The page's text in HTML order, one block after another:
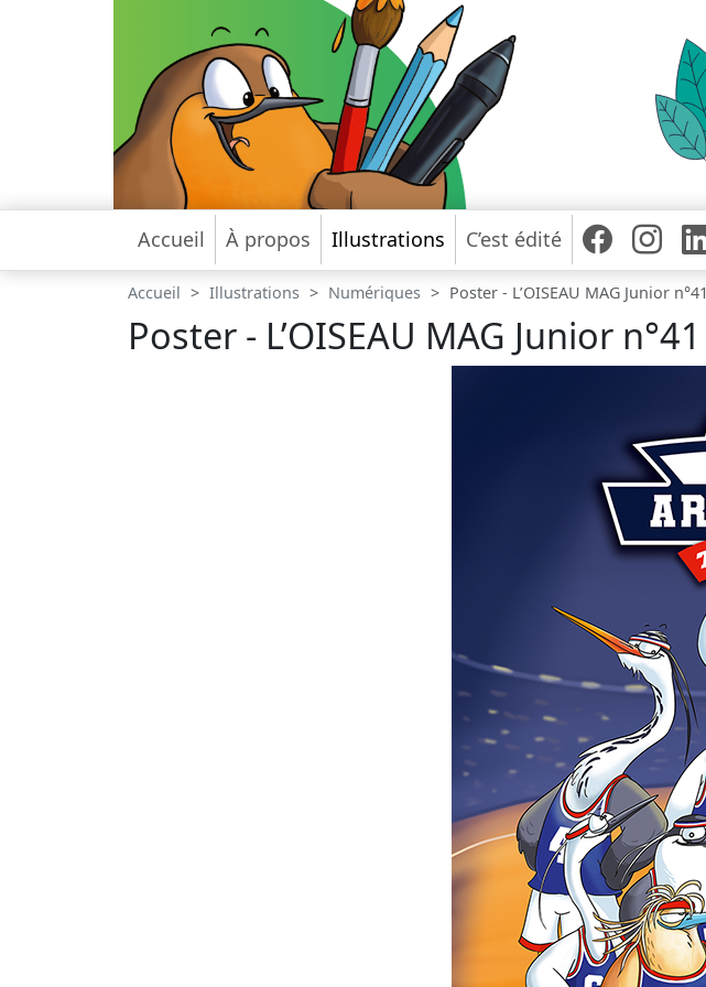
Accueil À propos Illustrations C’est édité
Accueil Illustrations Numériques Poster - L’OISEAU MAG Junior n°41
Poster - L’OISEAU MAG Junior n°41